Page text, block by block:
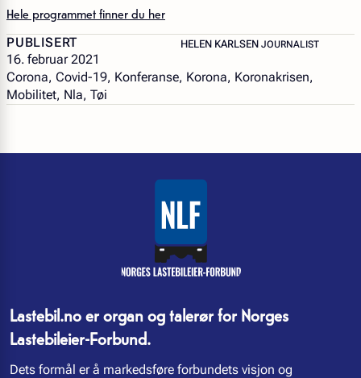
Hele programmet finner du her
PUBLISERT
16. februar 2021
HELEN KARLSEN – JOURNALIST
JOURNALIST
Corona, Covid-19, Konferanse, Korona, Koronakrisen,
Mobilitet, Nla, Tøi
Lastebil.no er organ og talerør for Norges
Lastebileier-Forbund.
Dets formål er å markedsføre forbundets visjon og